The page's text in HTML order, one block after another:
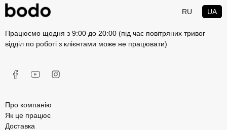
RU UA
Працюємо щодня з 9:00 до 20:00 (під час повітряних тривог
відділ по роботі з клієнтами може не працювати)
Про компанію
Як це працює
Доставка